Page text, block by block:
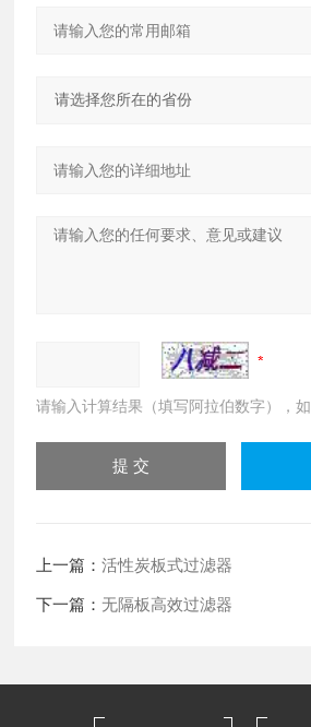
请输入计算结果（填写阿拉伯数字），
上一篇：活性炭板式过滤器
下一篇：无隔板高效过滤器